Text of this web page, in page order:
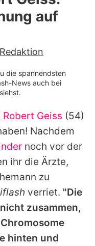
auf
die spannendsten
News auch bei
Robert Geiss (54)
Nachdem
noch vor der
ihr die Ärzte,
zu
verriet. "Die
zusammen,
hinten und